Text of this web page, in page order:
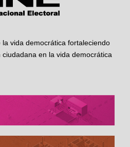
vida democrática fortaleciendo
en la vida democrática